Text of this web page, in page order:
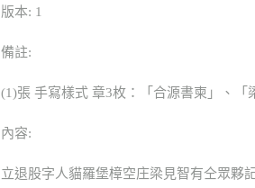
版本: 1
備註:
(1)張 手寫樣式 章3枚：「合源書柬」、「
內容:
立退股字人貓羅堡樟空庄梁見智有仝眾夥